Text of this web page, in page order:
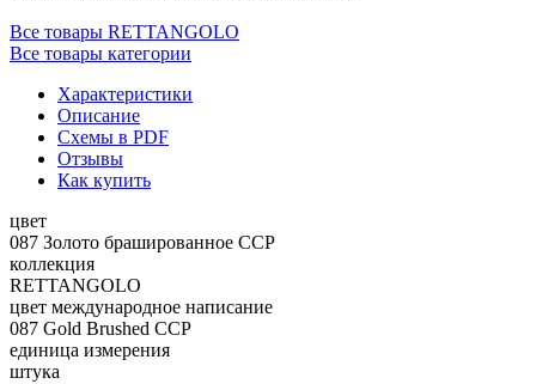
Все товары RETTANGOLO
Все товары категории
Характеристики
Описание
Схемы в PDF
Отзывы
Как купить
цвет
087 Золото брашированное CCP
коллекция
RETTANGOLO
цвет международное написание
087 Gold Brushed CCP
единица измерения
штука